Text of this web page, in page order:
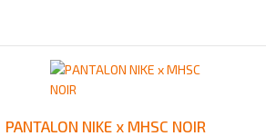
PANTALON NIKE x MHSC NOIR